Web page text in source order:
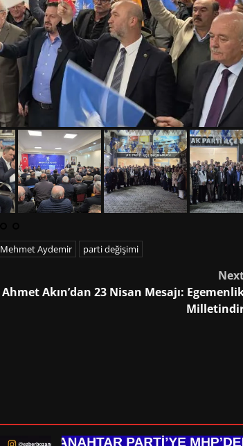
Mehmet Aydemir parti değişimi
Ahmet Akın’dan 23 Nisan Mesajı: